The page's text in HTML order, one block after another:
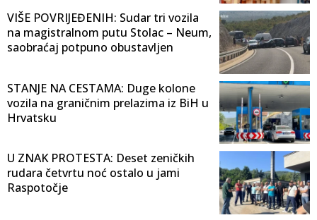
VIŠE POVRIJEĐENIH: Sudar tri vozila
na magistralnom putu Stolac – Neum,
saobraćaj potpuno obustavljen
STANJE NA CESTAMA: Duge kolone
vozila na graničnim prelazima iz BiH u
Hrvatsku
U ZNAK PROTESTA: Deset zeničkih
rudara četvrtu noć ostalo u jami
Raspotočje